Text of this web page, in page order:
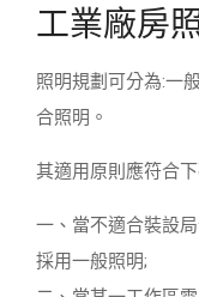
工業廠房
照明規劃可分為:一
合照明。
其適用原則應符合
一、當不適合裝設
採用一般照明;